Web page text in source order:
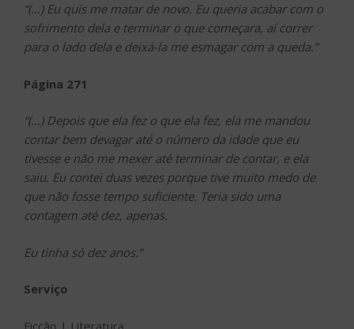
“(…) Eu quis me matar de novo. Eu queria acabar com o
sofrimento dela e terminar o que começara, aí correr
para o lado dela e deixá-la me esmagar com a queda.”
Página 271
“(…) Depois que ela fez o que ela fez, ela me mandou
contar bem devagar até o número da idade que eu
tivesse e não me mexer até terminar de contar, e ela
saiu. Eu contei duas vezes porque tive muito medo de
que não fosse tempo suficiente. Teria sido uma
contagem até dez, apenas.
Eu tinha só dez anos.”
Serviço
Ficção | Literatura